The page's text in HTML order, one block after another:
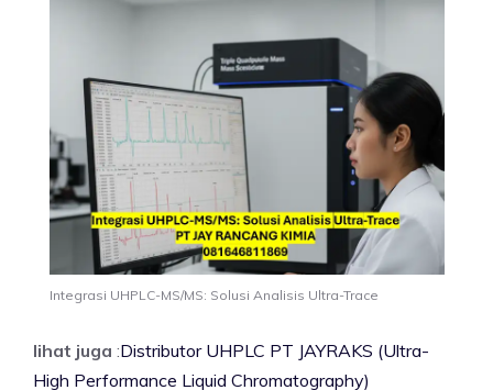
Integrasi UHPLC-MS/MS: Solusi Analisis Ultra-Trace
lihat juga :Distributor UHPLC PT JAYRAKS (Ultra-
High Performance Liquid Chromatography)